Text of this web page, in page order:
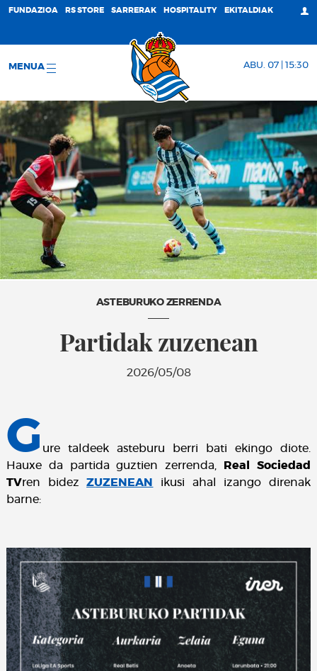
FUNDAZIOA RS STORE SARRERAK HOSPITALITY EKITALDIAK
MENUA ABU. 07 | 15:30
ASTEBURUKO ZERRENDA
Partidak zuzenean
2026/05/08
G ure taldeek asteburu berri bati ekingo diote.
Hauxe da partida guztien zerrenda,
Real Sociedad
TVren bidezZUZENEAN
ikusi ahal izango direnak
barne: